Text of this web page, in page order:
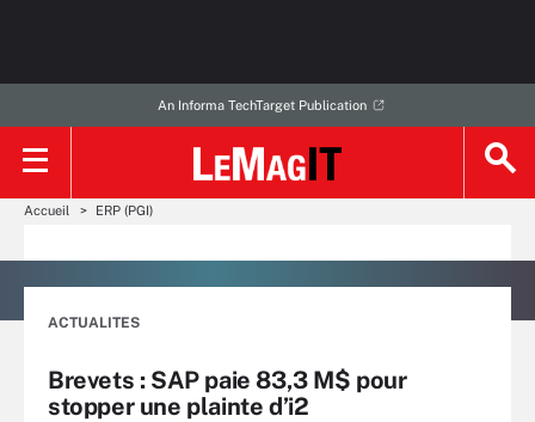
An Informa TechTarget Publication
Accueil ERP (PGI)
ACTUALITES
Brevets : SAP paie 83,3 M$ pour
stopper une plainte d’i2